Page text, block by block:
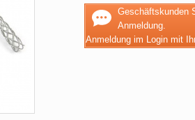
Geschäftskunden
Anmeldung.
Anmeldung im Login mit